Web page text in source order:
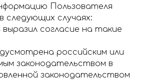
Пользователя
следующих случаях:
согласие на такие
российским или
законодательством в
законодательством